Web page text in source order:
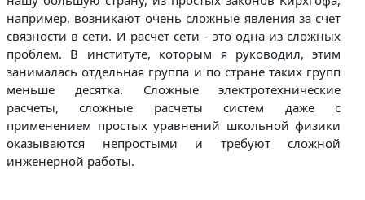
например, возникают очень сложные явления за счет
связности в сети. И расчет сети - это одна из сложных
проблем. В институте, которым я руководил, этим
занималась отдельная группа и по стране таких групп
меньше десятка. Сложные электротехнические
расчеты, сложные расчеты систем даже с
применением простых уравнений школьной физики
оказываются непростыми и требуют сложной
инженерной работы.